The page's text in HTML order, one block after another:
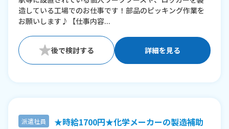
※残業：10〜20時間程度/月
造している工場でのお仕事です！部品のピッキング作業を
お願いします♪【仕事内容...
詳細を見る
派遣社員
★時給1700円★化学メーカーの製造補助